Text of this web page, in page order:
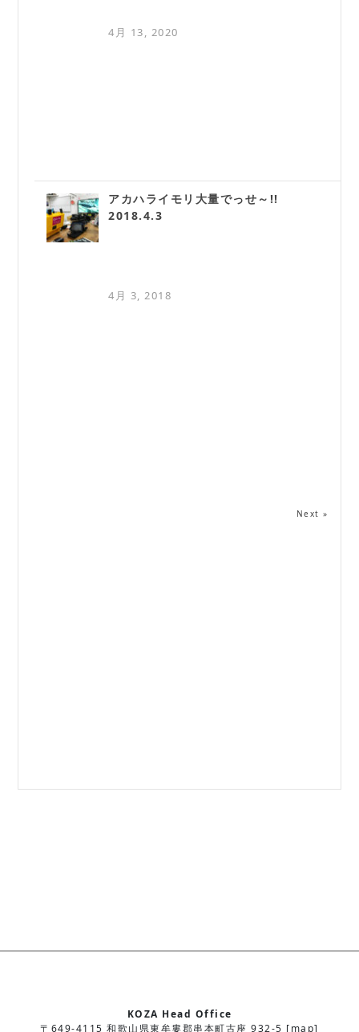
4月 13, 2020
アカハライモリ大量でっせ～!!
2018.4.3
4月 3, 2018
Next »
KOZA Head Office
〒649-4115 和歌山県東牟婁郡串本町古座 932-5 [map]